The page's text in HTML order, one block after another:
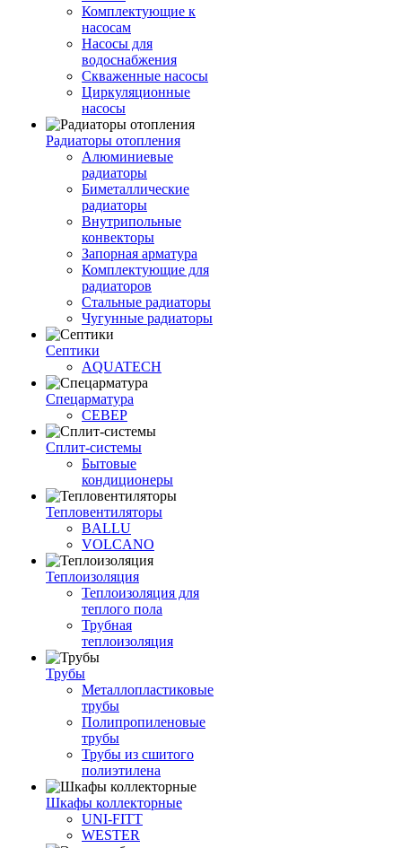
Комплектующие к
насосам
Насосы для
водоснабжения
Скваженные насосы
Циркуляционные
насосы
Радиаторы отопления
Алюминиевые
радиаторы
Биметаллические
радиаторы
Внутрипольные
конвекторы
Запорная арматура
Комплектующие для
радиаторов
Стальные радиаторы
Чугунные радиаторы
Септики
AQUATECH
Спецарматура
СЕВЕР
Сплит-системы
Бытовые
кондиционеры
Тепловентиляторы
BALLU
VOLCANO
Теплоизоляция
Теплоизоляция для
теплого пола
Трубная
теплоизоляция
Трубы
Металлопластиковые
трубы
Полипропиленовые
трубы
Трубы из сшитого
полиэтилена
Шкафы коллекторные
UNI-FITT
WESTER